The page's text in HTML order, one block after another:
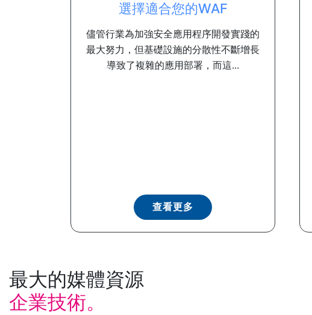
選擇適合您的WAF
儘管行業為加強安全應用程序開發實踐的
最大努力，但基礎設施的分散性不斷增長
導致了複雜的應用部署，而這...
查看更多
最大的媒體資源
企業技術。